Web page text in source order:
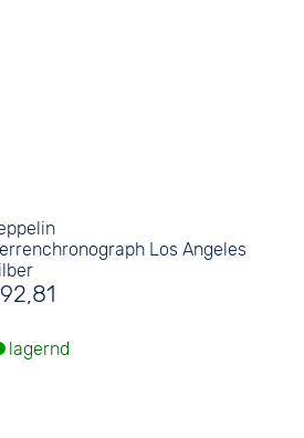
Los Angeles
lagernd